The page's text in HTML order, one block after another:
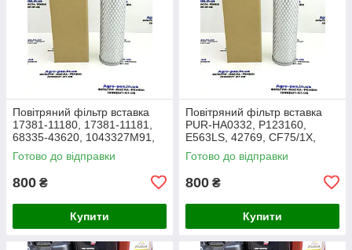
Повітряний фільтр вставка
17381-11180, 17381-11181,
68335-43620, 1043327M91,
3438717M1, 1909138,
86504143, PA2489, MD-7134
Готово до відправки
800 ₴
Купити
Повітряний фільтр вставка
PUR-HA0332, P123160,
E563LS, 42769, CF75/1X,
27.016.00, AF1966,
1043327M91, Y05761310,
Готово до відправки
800 ₴
Купити